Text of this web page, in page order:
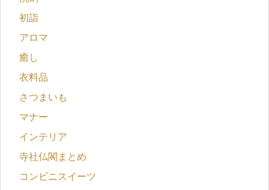
初詣
アロマ
癒し
衣料品
さつまいも
マナー
インテリア
寺社仏閣まとめ
コンビニスイーツ